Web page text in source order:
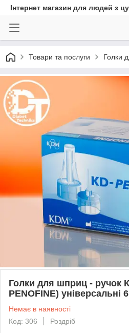
Інтернет магазин для людей з
Товари та послуги Голки
Голки для шприц - ручок
PENOFINE) універсальні
Немає в наявності
Код: 306
Роздріб